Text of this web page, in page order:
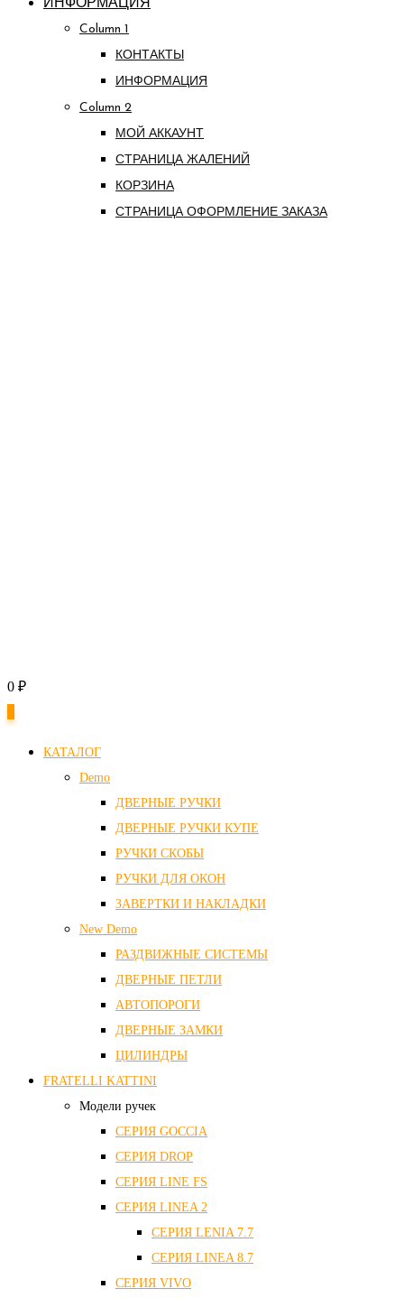
ИНФОРМАЦИЯ
Column 1
КОНТАКТЫ
ИНФОРМАЦИЯ
Column 2
МОЙ АККАУНТ
СТРАНИЦА ЖАЛЕНИЙ
КОРЗИНА
СТРАНИЦА ОФОРМЛЕНИЕ ЗАКАЗА
0 ₽
КАТАЛОГ
Demo
ДВЕРНЫЕ РУЧКИ
ДВЕРНЫЕ РУЧКИ КУПЕ
РУЧКИ СКОБЫ
РУЧКИ ДЛЯ ОКОН
ЗАВЕРТКИ И НАКЛАДКИ
New Demo
РАЗДВИЖНЫЕ СИСТЕМЫ
ДВЕРНЫЕ ПЕТЛИ
АВТОПОРОГИ
ДВЕРНЫЕ ЗАМКИ
ЦИЛИНДРЫ
FRATELLI KATTINI
Модели ручек
СЕРИЯ GOCCIA
СЕРИЯ DROP
СЕРИЯ LINE FS
СЕРИЯ LINEA 2
СЕРИЯ LENIA 7.7
СЕРИЯ LINEA 8.7
СЕРИЯ VIVO